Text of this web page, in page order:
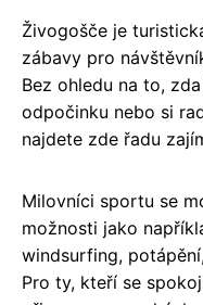
Živogošče je
zábavy pro
Bez ohledu na to,
odpočinku nebo si
najdete zde řadu
Milovníci sportu se
možnosti jako
windsurfing,
Pro ty, kteří se